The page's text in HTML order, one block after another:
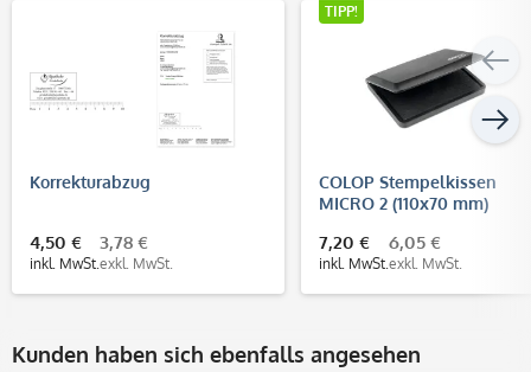
Korrekturabzug
4,50 €
inkl. MwSt.
3,78 €
exkl. MwSt.
TIPP!
COLOP Stempelkissen
MICRO 2 (110x70 mm)
7,20 €
inkl. MwSt.
6,05 €
exkl. MwSt.
Kunden haben sich ebenfalls angesehen